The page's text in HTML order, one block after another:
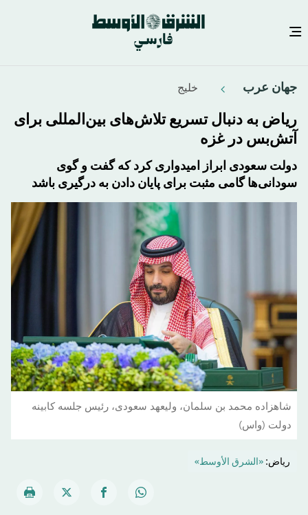
محتوای
اصلی
جهان عرب خليج
ریاض به دنبال تسریع تلاش‌های بین‌المللی برای
آتش‌بس در غزه
دولت سعودی ابراز امیدواری کرد که گفت و گوی
سودانی‌ها گامی مثبت برای پایان دادن به درگیری باشد
شاهزاده محمد بن سلمان، ولیعهد سعودی، رئیس جلسه کابینه
دولت (واس)
رياض: «الشرق الأوسط»